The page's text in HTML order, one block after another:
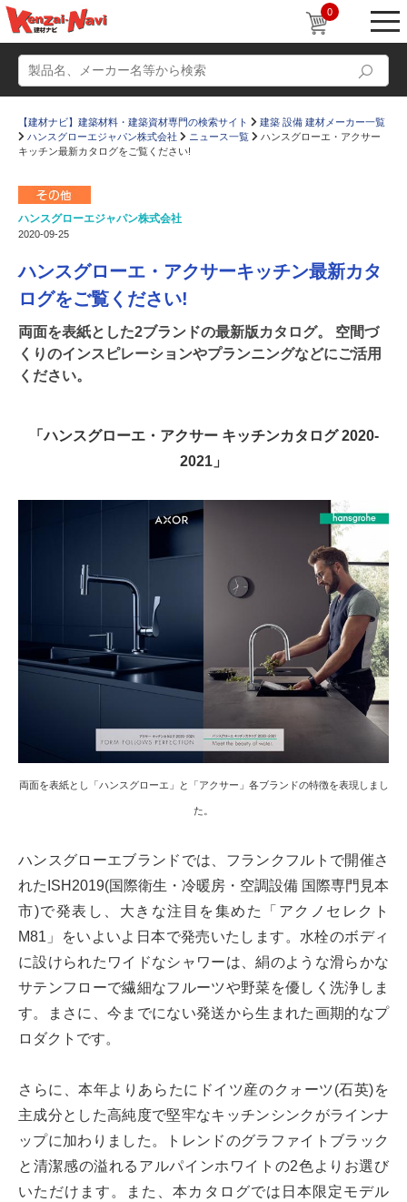
0
動画
かたなび コラム
すまいリング
Q＆A 販売・施工代理店募集
お気に入り
【建材ナビ】建築材料・建築資材専門の検索サイト
建築 設備 建材メーカー一覧
ハンスグローエジャパン株式会社
ニュース一覧
ハンスグローエ・アクサー
キッチン最新カタログをご覧ください!
ハンスグローエジャパン株式会社
2020-09-25
ハンスグローエ・アクサーキッチン最新カタ
ログをご覧ください!
両面を表紙とした2ブランドの最新版カタログ。 空間づ
くりのインスピレーションやプランニングなどにご活用
ください。
「ハンスグローエ・アクサー キッチンカタログ 2020-
2021」
両面を表紙とし「ハンスグローエ」と「アクサー」各ブランドの特徴を表現しまし
た。
ハンスグローエブランドでは、フランクフルトで開催さ
れたISH2019(国際衛生・冷暖房・空調設備 国際専門見本
市)で発表し、大きな注目を集めた「アクノセレクト
M81」をいよいよ日本で発売いたします。水栓のボディ
に設けられたワイドなシャワーは、絹のような滑らかな
サテンフローで繊細なフルーツや野菜を優しく洗浄しま
す。まさに、今までにない発送から生まれた画期的なプ
ロダクトです。
さらに、本年よりあらたにドイツ産のクォーツ(石英)を
主成分とした高純度で堅牢なキッチンシンクがラインナ
ップに加わりました。トレンドのグラファイトブラック
と清潔感の溢れるアルパインホワイトの2色よりお選び
いただけます。また、本カタログでは日本限定モデル